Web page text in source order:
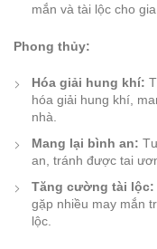
mắn và tài lộc cho gia
Phong thủy:
Hóa giải hung khí:
hóa giải hung khí,
nhà.
Mang lại bình an:
an, tránh được tai
Tăng cường tài lộc:
gặp nhiều may mắn
lộc.